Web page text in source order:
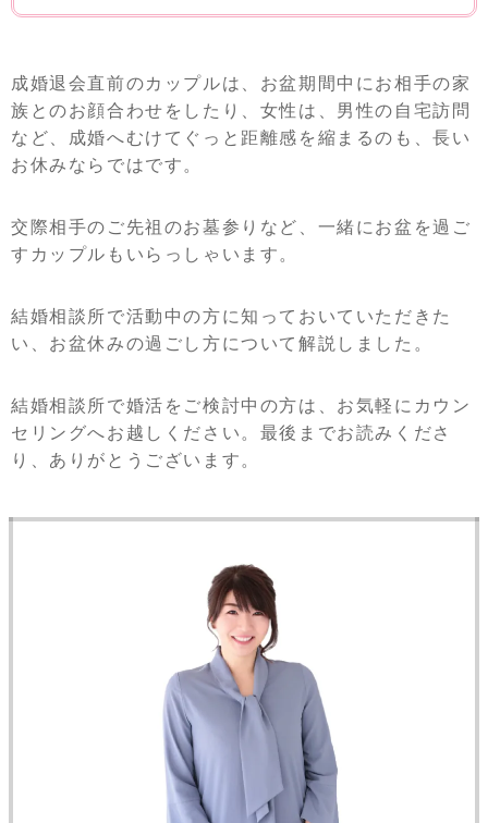
成婚退会直前のカップルは、お盆期間中にお相手の家
族とのお顔合わせをしたり、女性は、男性の自宅訪問
など、成婚へむけてぐっと距離感を縮まるのも、長い
お休みならではです。
交際相手のご先祖のお墓参りなど、一緒にお盆を過ご
すカップルもいらっしゃいます。
結婚相談所で活動中の方に知っておいていただきた
い、お盆休みの過ごし方について解説しました。
結婚相談所で婚活をご検討中の方は、お気軽にカウン
セリングへお越しください。最後までお読みくださ
り、ありがとうございます。